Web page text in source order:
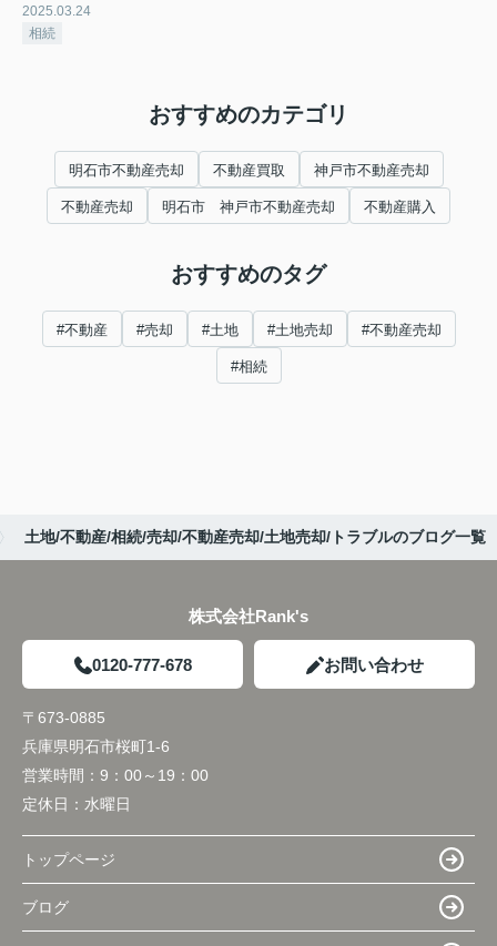
2025.03.24
相続
おすすめのカテゴリ
明石市不動産売却 不動産買取 神戸市不動産売却
不動産売却 明石市 神戸市不動産売却 不動産購入
おすすめのタグ
#不動産 #売却 #土地 #土地売却 #不動産売却
#相続
土地/不動産/相続/売却/不動産売却/土地売却/トラブルのブログ一覧
株式会社Rank's
0120-777-678 お問い合わせ
〒673-0885
兵庫県明石市桜町1-6
営業時間： 9：00～19：00
定休日： 水曜日
トップページ
ブログ